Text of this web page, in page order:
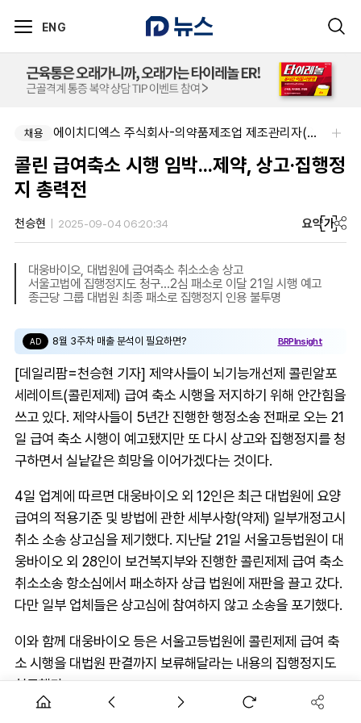
ENG
채용 동성제약(주)아산공장-동성제약 아산공장 약사 채용
채용 에이치디엑스 주식회사-의약품제조업 제조관리자(약사) 채용
콜린 급여축소 시행 임박...제약, 상고·집행정
지 총력전
천승현 2025-09-04 06:20:34 요약가
대웅바이오, 대법원에 급여축소 취소소송 상고
서울고법에 집행정지도 청구...2심 패소로 이달 21일 시행 예고
종근당 그룹 대법원 최종 패소로 집행정지 인용 불투명
AD 8월 3주차 매출 분석이 필요하면? BRPInsight
[데일리팜=천승현 기자] 제약사들이 뇌기능개선제 콜린알포
세레이트(콜린제제) 급여 축소 시행을 저지하기 위해 안간힘을
쓰고 있다. 제약사들이 5년간 진행한 행정소송 전패로 오는 21
일 급여 축소 시행이 예고됐지만 또 다시 상고와 집행정지를 청
구하면서 실낱같은 희망을 이어가겠다는 것이다.
4일 업계에 따르면 대웅바이오 외 12인은 최근 대법원에 요양
급여의 적용기준 및 방법에 관한 세부사항(약제) 일부개정고시
취소 소송 상고심을 제기했다. 지난달 21일 서울고등법원이 대
웅바이오 외 28인이 보건복지부와 진행한 콜린제제 급여 축소
취소소송 항소심에서 패소하자 상급 법원에 재판을 끌고 갔다.
다만 일부 업체들은 상고심에 참여하지 않고 소송을 포기했다.
이와 함께 대웅바이오 등은 서울고등법원에 콜린제제 급여 축
소 시행을 대법원 판결까지 보류해달라는 내용의 집행정지도
청구했다.